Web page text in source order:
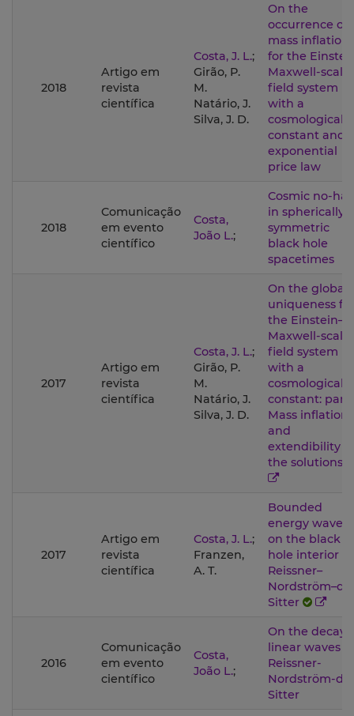
2018
Artigo em
revista
científica
Costa, J. L.;
Girão, P.
M.
Natário, J.
Silva, J. D.
On the
occurrence of
mass inflation
for the
Maxwell-scalar
field system
with a
cosmological
constant and
exponential
price law
2018
Comunicação
em evento
científico
Costa,
João L.;
Cosmic no-
in spherically
symmetric
black hole
spacetimes
2017
Artigo em
revista
científica
Costa, J. L.;
Girão, P.
M.
Natário, J.
Silva, J. D.
On the global
uniqueness for
the Einstein–
Maxwell-scalar
field system
with a
cosmological
constant: part
Mass inflation
and
extendibility of
the solutions
2017
Artigo em
revista
científica
Costa, J. L.;
Franzen,
A. T.
Bounded
energy waves
on the black
hole interior of
Reissner–
Nordström–de
Sitter
2016
Comunicação
em evento
científico
Costa,
João L.;
On the decay
linear waves in
Reissner-
Nordström-de
Sitter